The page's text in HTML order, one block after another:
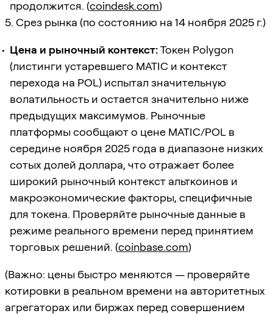
продолжится. (coindesk.com)
5. Срез рынка (по состоянию на 14 ноября 2025 г.)
Цена и рыночный контекст:Токен Polygon
(листинги устаревшего MATIC и контекст
перехода на POL) испытал значительную
волатильность и остается значительно ниже
предыдущих максимумов. Рыночные
платформы сообщают о цене MATIC/POL в
середине ноября 2025 года в диапазоне низких
сотых долей доллара, что отражает более
широкий рыночный контекст альткоинов и
макроэкономические факторы, специфичные
для токена. Проверяйте рыночные данные в
режиме реального времени перед принятием
торговых решений. (coinbase.com)
(Важно: цены быстро меняются — проверяйте
котировки в реальном времени на авторитетных
агрегаторах или биржах перед совершением